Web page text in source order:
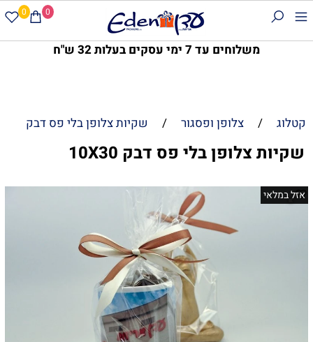
משלוחים עד 7 ימי עסקים בעלות 32 ש"ח
0 0
קטלוג / צלופן ופסגור / שקיות צלופן בלי פס דבק
שקיות צלופן בלי פס דבק 10X30
אזל במלאי